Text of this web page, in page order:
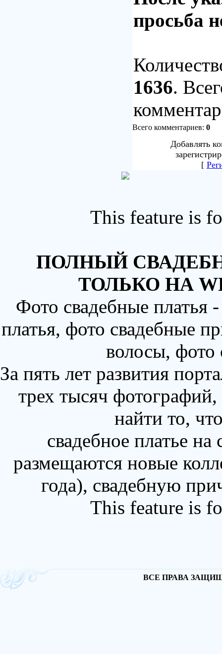
просьба
1636.
Всего комментариев: 0
Добавлять
[
This feature is
ПОЛНЫЙ
ТОЛЬКО НА
Фото свадебные
платья, фото свадебные
волосы,
За пять лет развития
трех тысяч
найти то,
свадебное платье
размещаются новые
года), свадебную
This feature is
ВСЕ ПРАВА